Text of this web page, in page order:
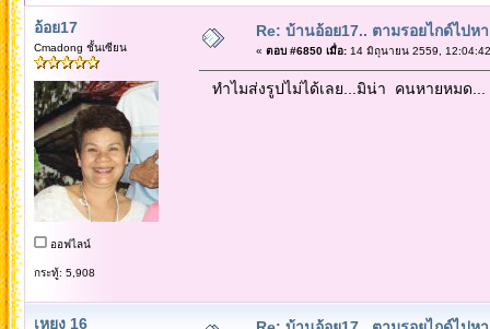
อ้อย17
Cmadong ชั้นเซียน
ออฟไลน์
กระทู้: 5,908
Re: บ้านอ้อย17.. ตามรอยไกด์ไปห
« ตอบ #6850 เมื่อ:14 มิถุนายน 2559,
ทำไมส่งรูปไม่ได้เลย...มิน่า คนหายหมด...
เหยง 16